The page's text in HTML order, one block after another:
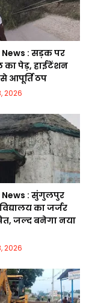
: सड़क पर
का पेड़, हाईटेंशन
आपूर्ति ठप
2026
News : सुंगुलपुर
का जर्जर
जल्द बनेगा नया
2026